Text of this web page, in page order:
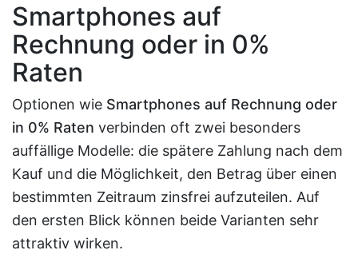
Smartphones auf
Rechnung oder in 0%
Raten
Optionen wie Smartphones auf Rechnung oder
in 0% Raten verbinden oft zwei besonders
auffällige Modelle: die spätere Zahlung nach dem
Kauf und die Möglichkeit, den Betrag über einen
bestimmten Zeitraum zinsfrei aufzuteilen. Auf
den ersten Blick können beide Varianten sehr
attraktiv wirken.